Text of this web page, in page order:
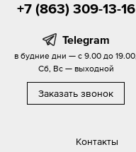
Контакты
+7 (863) 309-13-16
Telegram
в будние дни — с 9.00 до 19.00,
Сб, Вс — выходной
Заказать звонок